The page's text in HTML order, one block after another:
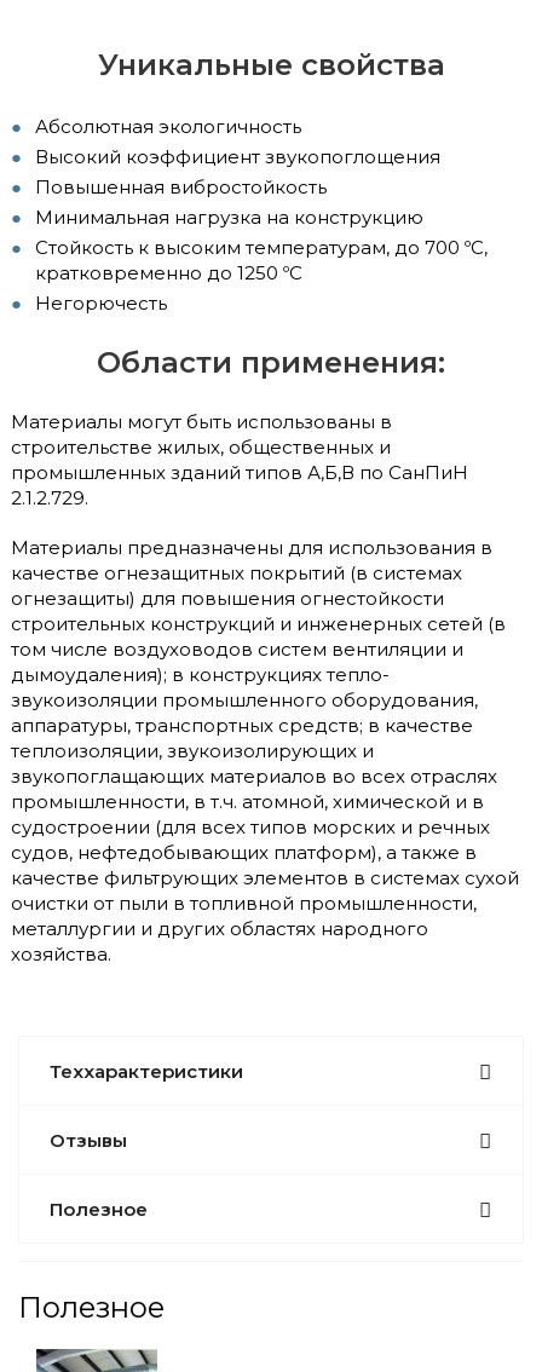
Уникальные свойства
Абсолютная экологичность
Высокий коэффициент звукопоглощения
Повышенная вибростойкость
Минимальная нагрузка на конструкцию
Стойкость к высоким температурам, до 700 ºС,
кратковременно до 1250 ºС
Негорючесть
Области применения:
Материалы могут быть использованы в
строительстве жилых, общественных и
промышленных зданий типов А,Б,В по СанПиН
2.1.2.729.
Материалы предназначены для использования в
качестве огнезащитных покрытий (в системах
огнезащиты) для повышения огнестойкости
строительных конструкций и инженерных сетей (в
том числе воздуховодов систем вентиляции и
дымоудаления); в конструкциях тепло-
звукоизоляции промышленного оборудования,
аппаратуры, транспортных средств; в качестве
теплоизоляции, звукоизолирующих и
звукопоглащающих материалов во всех отраслях
промышленности, в т.ч. атомной, химической и в
судостроении (для всех типов морских и речных
судов, нефтедобывающих платформ), а также в
качестве фильтрующих элементов в системах сухой
очистки от пыли в топливной промышленности,
металлургии и других областях народного
хозяйства.
Теххарактеристики
Отзывы
Полезное
Полезное